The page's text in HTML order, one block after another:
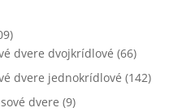
dvere dvojkrídlové (66)
dvere jednokrídlové (142)
dvere (9)